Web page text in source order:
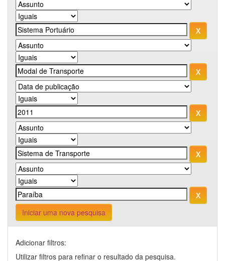
Iniciar uma nova pesquisa
Adicionar filtros:
Utilizar filtros para refinar o resultado da pesquisa.